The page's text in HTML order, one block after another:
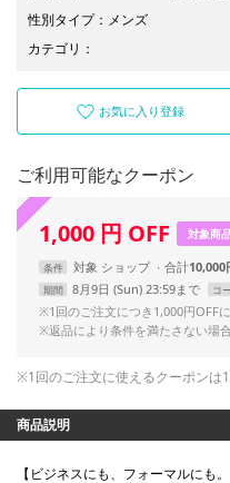
性別タイプ： メンズ
カテゴリ ：
お気に入り登録
ご利用可能なクーポン
1,000 円 OFF 対象商
条件 対象 ショップ 合計10,000
期間 8月9日 (Sun) 23:59まで コ
※1回のご注文につき1,000円OFFに
※返品により条件を満たさない場
※1回のご注文に使えるクーポンは
商品説明
【ビジネスにも、フォーマルにも